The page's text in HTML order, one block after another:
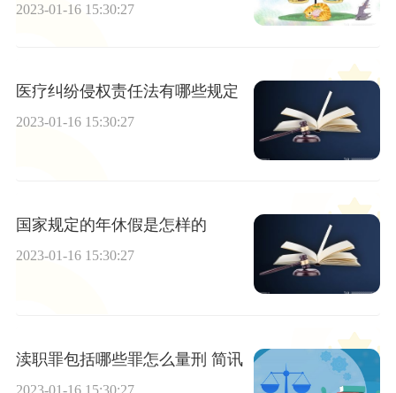
2023-01-16 15:30:27
医疗纠纷侵权责任法有哪些规定
2023-01-16 15:30:27
国家规定的年休假是怎样的
2023-01-16 15:30:27
渎职罪包括哪些罪怎么量刑 简讯
2023-01-16 15:30:27